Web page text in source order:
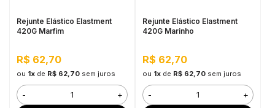
Rejunte Elástico Elastment
420G Marfim
R$ 62,70
ou 1xde R$ 62,70 sem juros
- +
Rejunte Elástico Elastment
420G Marinho
R$ 62,70
ou 1xde R$ 62,70 sem juros
- +